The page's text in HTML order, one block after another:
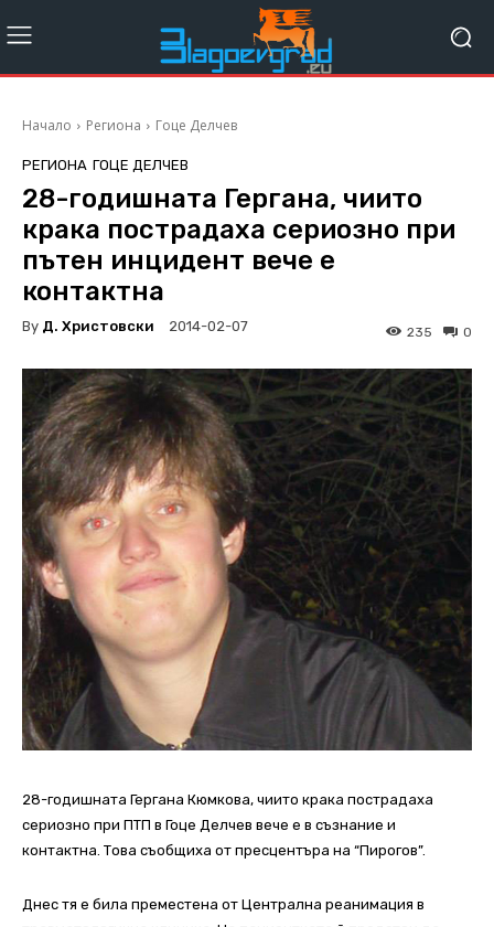
Начало Региона Гоце Делчев
РЕГИОНА ГОЦЕ ДЕЛЧЕВ
28-годишната Гергана, чиито
крака пострадаха сериозно при
пътен инцидент вече е
контактна
By Д. Христовски 2014-02-07 0
235
28-годишната Гергана Кюмкова, чиито крака пострадаха
сериозно при ПТП в Гоце Делчев вече е в съзнание и
контактна. Това съобщиха от пресцентъра на “Пирогов”.
Днес тя е била преместена от Централна реанимация в